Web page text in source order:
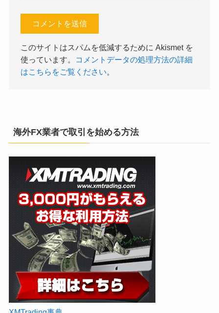
このサイトはスパムを低減するために Akismet を
使っています。
コメントデータの処理方法の詳細
はこちらをご覧ください。
海外FX業者で取引を始める方法